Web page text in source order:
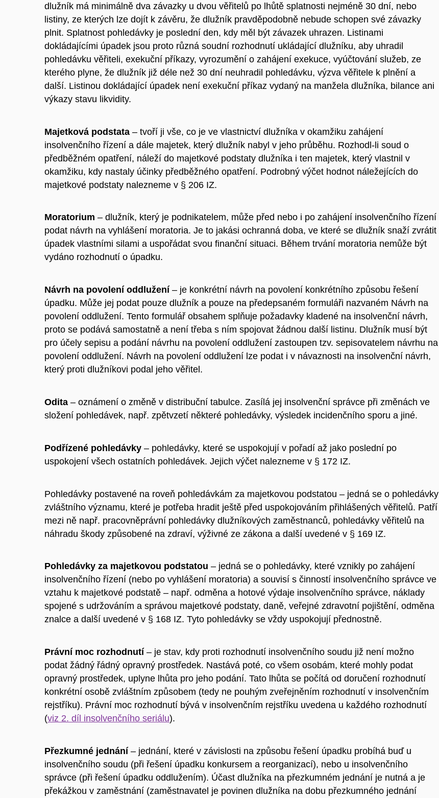
dlužník má minimálně dva závazky u dvou věřitelů po lhůtě splatnosti nejméně 30 dní, nebo
listiny, ze kterých lze dojít k závěru, že dlužník pravděpodobně nebude schopen své závazky
plnit. Splatnost pohledávky je poslední den, kdy měl být závazek uhrazen. Listinami
dokládajícími úpadek jsou proto různá soudní rozhodnutí ukládající dlužníku, aby uhradil
pohledávku věřiteli, exekuční příkazy, vyrozumění o zahájení exekuce, vyúčtování služeb, ze
kterého plyne, že dlužník již déle než 30 dní neuhradil pohledávku, výzva věřitele k plnění a
další. Listinou dokládající úpadek není exekuční příkaz vydaný na manžela dlužníka, bilance ani
výkazy stavu likvidity.
Majetková podstata – tvoří ji vše, co je ve vlastnictví dlužníka v okamžiku zahájení
insolvenčního řízení a dále majetek, který dlužník nabyl v jeho průběhu. Rozhodl-li soud o
předběžném opatření, náleží do majetkové podstaty dlužníka i ten majetek, který vlastnil v
okamžiku, kdy nastaly účinky předběžného opatření. Podrobný výčet hodnot náležejících do
majetkové podstaty nalezneme v § 206 IZ.
Moratorium – dlužník, který je podnikatelem, může před nebo i po zahájení insolvenčního řízení
podat návrh na vyhlášení moratoria. Je to jakási ochranná doba, ve které se dlužník snaží zvrátit
úpadek vlastními silami a uspořádat svou finanční situaci. Během trvání moratoria nemůže být
vydáno rozhodnutí o úpadku.
Návrh na povolení oddlužení – je konkrétní návrh na povolení konkrétního způsobu řešení
úpadku. Může jej podat pouze dlužník a pouze na předepsaném formuláři nazvaném Návrh na
povolení oddlužení. Tento formulář obsahem splňuje požadavky kladené na insolvenční návrh,
proto se podává samostatně a není třeba s ním spojovat žádnou další listinu. Dlužník musí být
pro účely sepisu a podání návrhu na povolení oddlužení zastoupen tzv. sepisovatelem návrhu na
povolení oddlužení. Návrh na povolení oddlužení lze podat i v návaznosti na insolvenční návrh,
který proti dlužníkovi podal jeho věřitel.
Odita – oznámení o změně v distribuční tabulce. Zasílá jej insolvenční správce při změnách ve
složení pohledávek, např. zpětvzetí některé pohledávky, výsledek incidenčního sporu a jiné.
Podřízené pohledávky – pohledávky, které se uspokojují v pořadí až jako poslední po
uspokojení všech ostatních pohledávek. Jejich výčet nalezneme v § 172 IZ.
Pohledávky postavené na roveň pohledávkám za majetkovou podstatou – jedná se o pohledávky
zvláštního významu, které je potřeba hradit ještě před uspokojováním přihlášených věřitelů. Patří
mezi ně např. pracovněprávní pohledávky dlužníkových zaměstnanců, pohledávky věřitelů na
náhradu škody způsobené na zdraví, výživné ze zákona a další uvedené v § 169 IZ.
Pohledávky za majetkovou podstatou – jedná se o pohledávky, které vznikly po zahájení
insolvenčního řízení (nebo po vyhlášení moratoria) a souvisí s činností insolvenčního správce ve
vztahu k majetkové podstatě – např. odměna a hotové výdaje insolvenčního správce, náklady
spojené s udržováním a správou majetkové podstaty, daně, veřejné zdravotní pojištění, odměna
znalce a další uvedené v § 168 IZ. Tyto pohledávky se vždy uspokojují přednostně.
Právní moc rozhodnutí – je stav, kdy proti rozhodnutí insolvenčního soudu již není možno
podat žádný řádný opravný prostředek. Nastává poté, co všem osobám, které mohly podat
opravný prostředek, uplyne lhůta pro jeho podání. Tato lhůta se počítá od doručení rozhodnutí
konkrétní osobě zvláštním způsobem (tedy ne pouhým zveřejněním rozhodnutí v insolvenčním
rejstříku). Právní moc rozhodnutí bývá v insolvenčním rejstříku uvedena u každého rozhodnutí
(viz 2. díl insolvenčního seriálu).
Přezkumné jednání– jednání, které v závislosti na způsobu řešení úpadku probíhá buď u
insolvenčního soudu (při řešení úpadku konkursem a reorganizací), nebo u insolvenčního
správce (při řešení úpadku oddlužením). Účast dlužníka na přezkumném jednání je nutná a je
překážkou v zaměstnání (zaměstnavatel je povinen dlužníka na dobu přezkumného jednání